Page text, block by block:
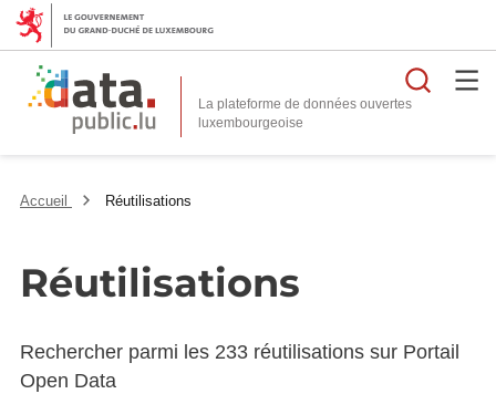
La plateforme de données ouvertes
Accueil Réutilisations
Réutilisations
Rechercher parmi les 233 réutilisations sur Portail
Open Data